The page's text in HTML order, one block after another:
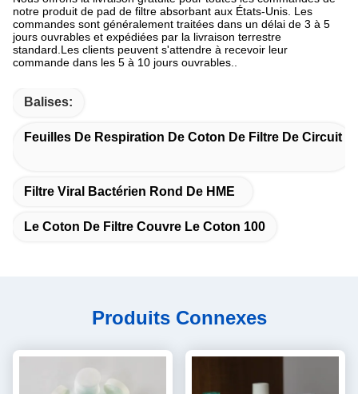
notre produit de pad de filtre absorbant aux États-Unis. Les
commandes sont généralement traitées dans un délai de 3 à 5
jours ouvrables et expédiées par la livraison terrestre
standard.Les clients peuvent s'attendre à recevoir leur
commande dans les 5 à 10 jours ouvrables..
Balises:
Feuilles De Respiration De Coton De Filtre De Circuit
Filtre Viral Bactérien Rond De HME
Le Coton De Filtre Couvre Le Coton 100
Produits Connexes